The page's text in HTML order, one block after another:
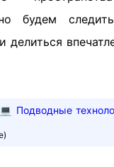
будем
делиться
💻 Подводные